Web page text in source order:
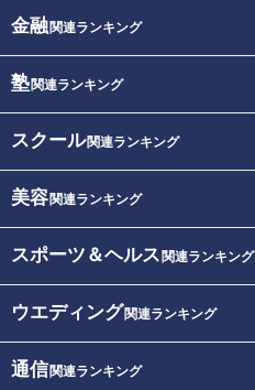
金融関連ランキング
塾関連ランキング
スクール関連ランキング
美容関連ランキング
スポーツ＆ヘルス 関連ランキング
ウエディング関連ランキング
通信関連ランキング